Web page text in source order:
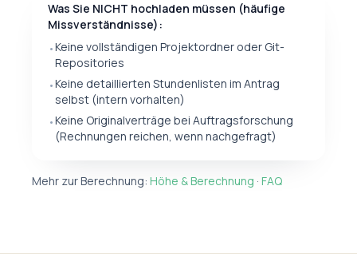
Was Sie NICHT hochladen müssen (häufige
Missverständnisse):
•Keine vollständigen Projektordner oder Git-
Repositories
•Keine detaillierten Stundenlisten im Antrag
selbst (intern vorhalten)
•Keine Originalverträge bei Auftragsforschung
(Rechnungen reichen, wenn nachgefragt)
Mehr zur Berechnung: Höhe & Berechnung · FAQ